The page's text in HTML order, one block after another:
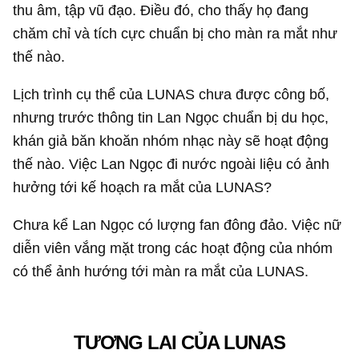
thu âm, tập vũ đạo. Điều đó, cho thấy họ đang
chăm chỉ và tích cực chuẩn bị cho màn ra mắt như
thế nào.
Lịch trình cụ thể của LUNAS chưa được công bố,
nhưng trước thông tin Lan Ngọc chuẩn bị du học,
khán giả băn khoăn nhóm nhạc này sẽ hoạt động
thế nào. Việc Lan Ngọc đi nước ngoài liệu có ảnh
hưởng tới kế hoạch ra mắt của LUNAS?
Chưa kể Lan Ngọc có lượng fan đông đảo. Việc nữ
diễn viên vắng mặt trong các hoạt động của nhóm
có thể ảnh hướng tới màn ra mắt của LUNAS.
TƯƠNG LAI CỦA LUNAS